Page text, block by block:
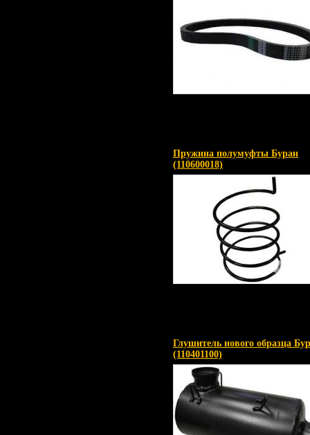
Пружина полумуфты Буран
(110600018)
Глушитель нового образца
(110401100)